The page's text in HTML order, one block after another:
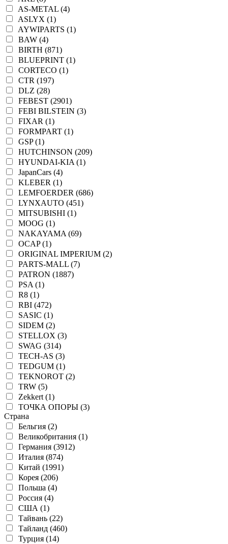
AS-METAL (4)
ASLYX (1)
AYWIPARTS (1)
BAW (4)
BIRTH (871)
BLUEPRINT (1)
CORTECO (1)
CTR (197)
DLZ (28)
FEBEST (2901)
FEBI BILSTEIN (3)
FIXAR (1)
FORMPART (1)
GSP (1)
HUTCHINSON (209)
HYUNDAI-KIA (1)
JapanCars (4)
KLEBER (1)
LEMFOERDER (686)
LYNXAUTO (451)
MITSUBISHI (1)
MOOG (1)
NAKAYAMA (69)
OCAP (1)
ORIGINAL IMPERIUM (2)
PARTS-MALL (7)
PATRON (1887)
PSA (1)
R8 (1)
RBI (472)
SASIC (1)
SIDEM (2)
STELLOX (3)
SWAG (314)
TECH-AS (3)
TEDGUM (1)
TEKNOROT (2)
TRW (5)
Zekkert (1)
ТОЧКА ОПОРЫ (3)
Страна
Бельгия (2)
Великобритания (1)
Германия (3912)
Италия (874)
Китай (1991)
Корея (206)
Польша (4)
Россия (4)
США (1)
Тайвань (22)
Тайланд (460)
Турция (14)